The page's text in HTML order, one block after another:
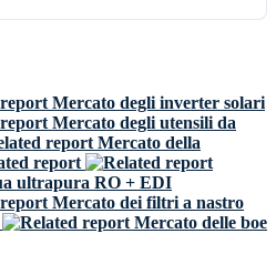
Mercato degli inverter solari
Mercato degli utensili da
Mercato della
ultrapura RO + EDI
Mercato dei filtri a nastro
Mercato delle boe